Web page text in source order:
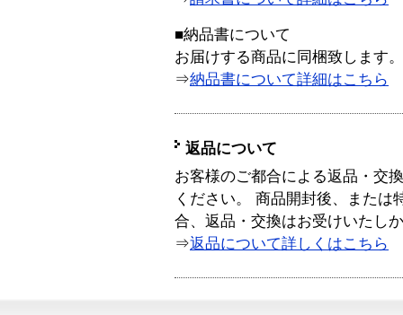
■納品書について
お届けする商品に同梱致します。
⇒納品書について詳細はこちら
返品について
お客様のご都合による返品・交
ください。 商品開封後、または
合、返品・交換はお受けいたし
⇒返品について詳しくはこちら